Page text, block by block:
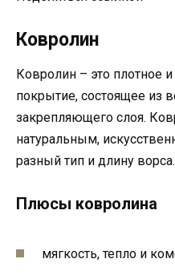
Ковролин
Ковролин – это плотное
покрытие, состоящее из
закрепляющего слоя.
натуральным,
разный тип и длину ворса.
Плюсы ковролина
мягкость, тепло и